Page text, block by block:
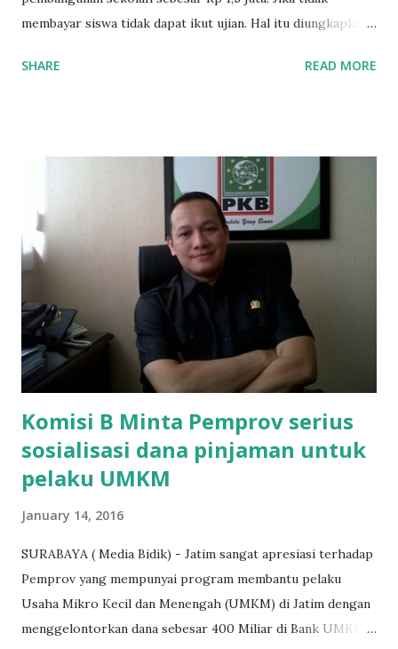
membayar siswa tidak dapat ikut ujian. Hal itu diungkapkan
SMAN 8 Jalan Iskandar Muda Surabaya mengatakan, ada
Mujib menambahkan, akhirnya terpaksa ortu nya pinjam
uang tetangga 500 ribu, agar anaknya bisa ikut ujian.
"Kasihan dia sudah tidak punya ayah, ibunya saudara saya,
kerja sebagai pembantu rumah tangga. Tolong dibantu mas,
agar uang bisa kembali,"ungkapnya. Perihal adanya
penarikan uang iuran untuk pembangunan gedung sekolah,
dibenarkan oleh Atika Fadhilah siswa kelas XI saat
diwawancarai. "Benar, bilangnya wajib Rp 1,5 juta dan waktu
terakh...
SHARE READ MORE
Komisi B Minta Pemprov serius
sosialisasi dana pinjaman untuk
pelaku UMKM
January 14, 2016
SURABAYA ( Media Bidik) - Jatim sangat apresiasi terhadap
Pemprov yang mempunyai program membantu pelaku
Usaha Mikro Kecil dan Menengah (UMKM) di Jatim dengan
menggelontorkan dana sebesar 400 Miliar di Bank UMKM